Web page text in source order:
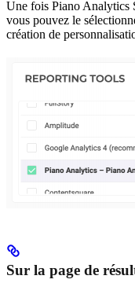
Une fois Piano Analytics
vous pouvez le
création de
Sur la page de